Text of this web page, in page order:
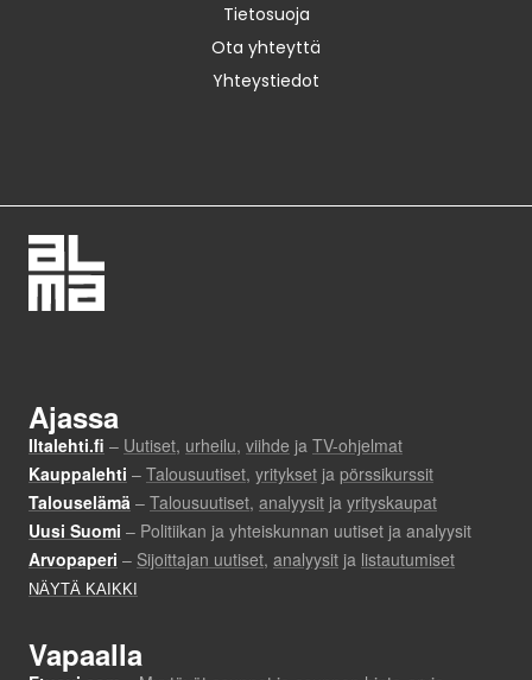
Tietosuoja
Ota yhteyttä
Yhteystiedot